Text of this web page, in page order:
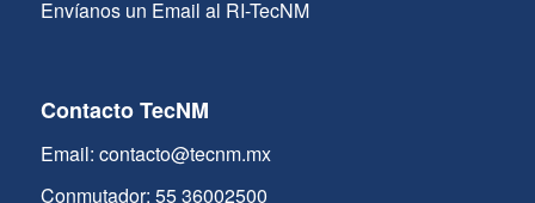
Envíanos un Email al RI-TecNM
Contacto TecNM
Email: contacto@tecnm.mx
Conmutador: 55 36002500